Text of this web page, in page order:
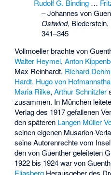
Rudolf G. Binding …
–Johannes von
Ostwind, Biederstein,
341–345
Vollmoeller brachte von
Walter Heymel,Anton
Max Reinhardt, Richard
Hardt, Hugo von
Maria Rilke,Arthur Schnitzler
zusammen. In München
Verlag des 1917 gefallenen
den späteren Langen Müller
seinen eigenen Musarion-
seine Autorenrechte vom
den von Guenther geleiteten
1922 bis 1924 war von